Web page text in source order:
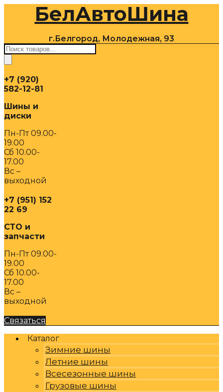
содержимомуБелАвтоШина
г.Белгород, Молодежная, 93
Поиск
товаров
+7 (920)
582-12-81
Шины и
диски
Пн-Пт 09.00-
19.00
Сб 10.00-
17.00
Вс –
выходной
+7 (951) 152
22 69
СТО и
запчасти
Пн-Пт 09.00-
19.00
Сб 10.00-
17.00
Вс –
выходной
Связаться
Каталог
Зимние шины
Летние шины
Всесезонные шины
Грузовые шины